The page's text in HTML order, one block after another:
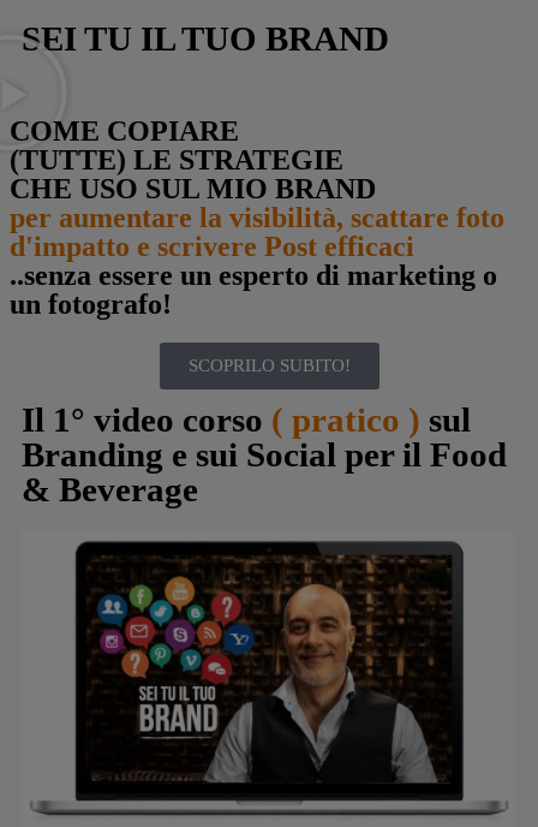
SEI TU IL TUO BRAND
COME COPIARE
(TUTTE) LE STRATEGIE
CHE USO SUL MIO BRAND
per aumentare la visibilità, scattare foto
d'impatto e scrivere Post efficaci
..senza essere un esperto di marketing o
un fotografo!
SCOPRILO SUBITO!
Il 1° video corso ( pratico ) sul
Branding e sui Social per il Food
& Beverage